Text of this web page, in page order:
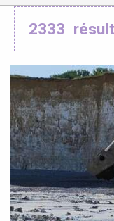
2333